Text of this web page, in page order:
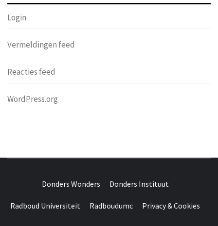
Login
Vermeldingen feed
Reacties feed
WordPress.org
WONDERS
Donders Wonders Donders Instituut
Radboud Universiteit Radboudumc Privacy & Cookies